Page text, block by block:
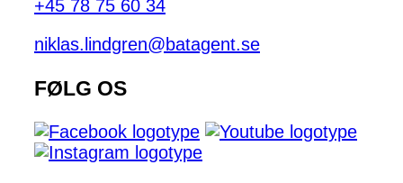
+45 78 75 60 34
niklas.lindgren@batagent.se
FØLG OS